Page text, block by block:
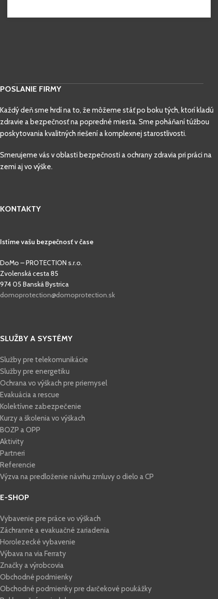
POSLANIE FIRMY
Každý deň sme hrdí na to, že môžeme stáť po boku tých, ktorí kladú
zdravie a bezpečnosť na popredné miesta. Sme poháňaní túžbou
poskytovania kvalitných riešení a komplexnej starostlivosti.
Smerujeme vás v oblasti bezpečnosti a ochrany zdravia pri práci na
zemi aj vo výške.
KONTAKTY
Istíme vašu bezpečnosť v čase
DoMo – PROTECTION s.r.o.
Zvolenská cesta 85
974 05 Banská Bystrica
domoprotection@domoprotection.sk
SLUŽBY A SYSTÉMY
Služby pre telekomunikácie
Služby pre energetiku
Ochrana vo výškach pre priemysel
Evakuácia a rescue
Kolektívne zabezpečenie
Kurzy a školenia vo výškach
BOZP a OPP
Aktivity
Partneri
Referencie
Výzva na predloženie návrhu zmluvy o dielo a CP
E-SHOP
Vybavenie pre práce vo výškach
Záchranné a evakuačné zariadenia
Horolezecké vybavenie
Výbava na via Ferraty
Značky a výrobcovia
Obchodné podmienky
Obchodné podmienky pre darčekové poukážky